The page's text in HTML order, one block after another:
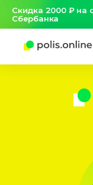
Скидка 2000 ₽ на
Сбербанка